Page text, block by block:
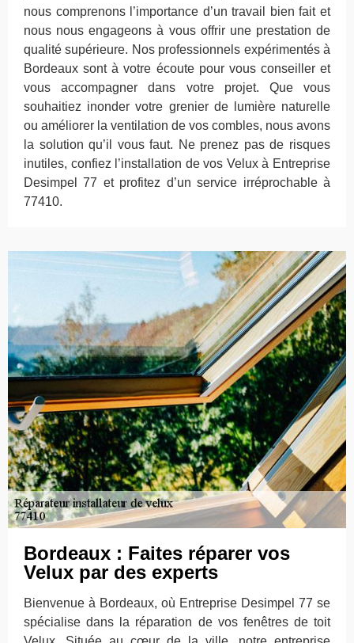
nous comprenons l’importance d’un travail bien fait et
nous nous engageons à vous offrir une prestation de
qualité supérieure. Nos professionnels expérimentés à
Bordeaux sont à votre écoute pour vous conseiller et
vous accompagner dans votre projet. Que vous
souhaitiez inonder votre grenier de lumière naturelle
ou améliorer la ventilation de vos combles, nous avons
la solution qu’il vous faut. Ne prenez pas de risques
inutiles, confiez l’installation de vos Velux à Entreprise
Desimpel 77 et profitez d’un service irréprochable à
77410.
Bordeaux : Faites réparer vos
Velux par des experts
Bienvenue à Bordeaux, où Entreprise Desimpel 77 se
spécialise dans la réparation de vos fenêtres de toit